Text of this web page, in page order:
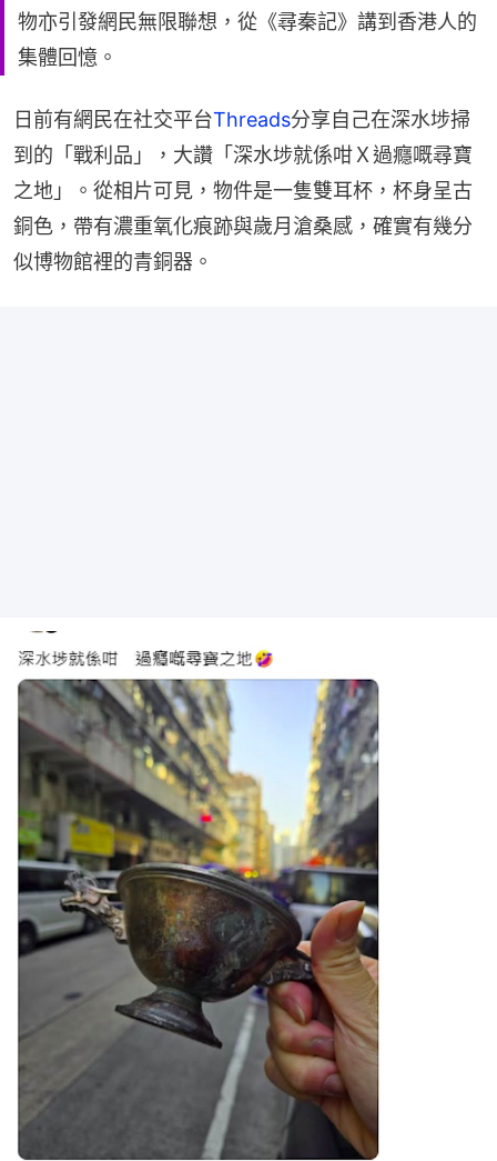
物亦引發網民無限聯想，從《尋秦記》講到香港人的
集體回憶。
日前有網民在社交平台Threads分享自己在深水埗掃
到的「戰利品」，大讚「深水埗就係咁Ｘ過癮嘅尋寶
之地」。從相片可見，物件是一隻雙耳杯，杯身呈古
銅色，帶有濃重氧化痕跡與歲月滄桑感，確實有幾分
似博物館裡的青銅器。